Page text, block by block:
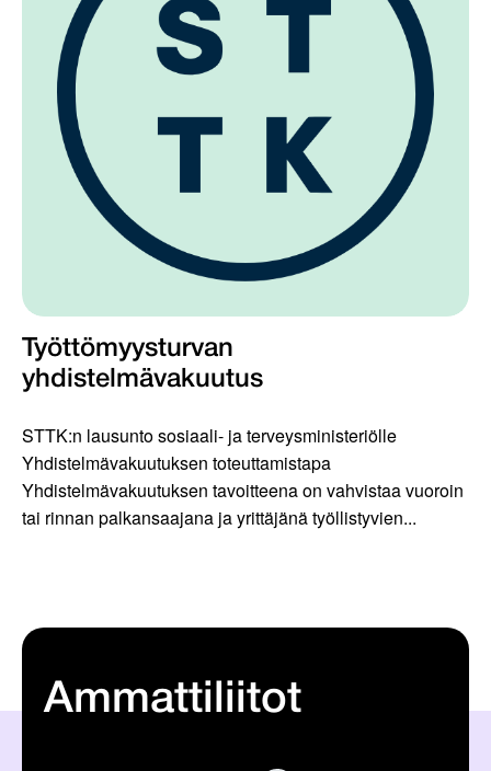
Työttömyysturvan
yhdistelmävakuutus
STTK:n lausunto sosiaali- ja terveysministeriölle
Yhdistelmävakuutuksen toteuttamistapa
Yhdistelmävakuutuksen tavoitteena on vahvistaa vuoroin
tai rinnan palkansaajana ja yrittäjänä työllistyvien...
Ammattiliitot